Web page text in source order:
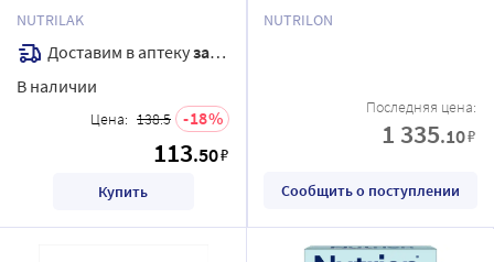
детская
специализированная 200
мл
NUTRILAK
Доставим в аптекузавтра
В наличии
Цена: 138.5 18
113.50₽
Купить
NUTRILON
Последняя цена:
1 335.10₽
Сообщить о поступлении